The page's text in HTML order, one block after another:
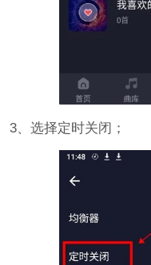
3、选择定时关闭；